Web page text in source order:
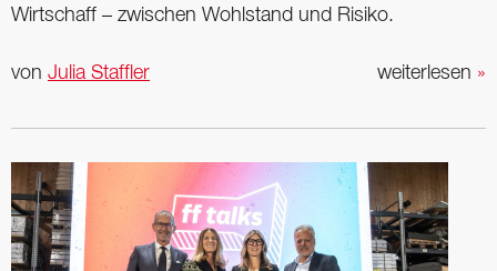
Wirtschaff – zwischen ­Wohlstand und Risiko.
weiterlesen »
von Julia Staffler